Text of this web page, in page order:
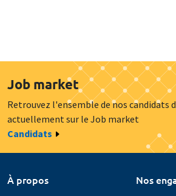
Job market
Retrouvez l'ensemble de nos candidats
actuellement sur le Job market
Candidats
À propos
Nos